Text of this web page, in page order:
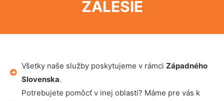
ZÁLESIE
Všetky naše služby poskytujeme v rámci Západného
Slovenska.
Potrebujete pomôcť v inej oblasti? Máme pre vás k